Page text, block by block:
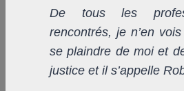
De tous les
rencontrés, je n’en
se plaindre de moi et
justice et il s’appelle